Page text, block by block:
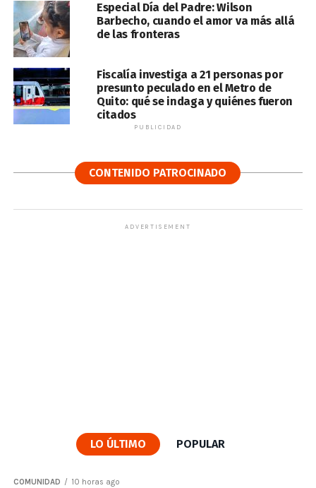
Especial Día del Padre: Wilson
Barbecho, cuando el amor va más allá
de las fronteras
Fiscalía investiga a 21 personas por
presunto peculado en el Metro de
Quito: qué se indaga y quiénes fueron
citados
PUBLICIDAD
CONTENIDO PATROCINADO
ADVERTISEMENT
LO ÚLTIMO POPULAR
COMUNIDAD 10 horas ago